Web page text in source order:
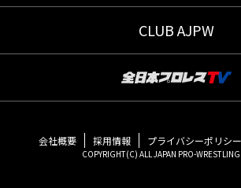
CLUB AJPW
会社概要 採用情報 プライバシーポリシー
COPYRIGHT(C) ALL JAPAN PRO-